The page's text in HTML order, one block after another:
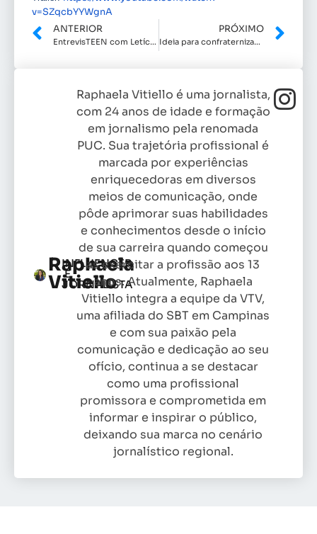
v=SZqcbYYWgnA
ANTERIOR
EntrevisTEEN com Letícia Borges
PRÓXIMO
Ideia para confraternização de fim de ano
Raphaela
Vitiello
INFLUENCER
E
JORNALISTA
Raphaela Vitiello é uma jornalista,
com 24 anos de idade e formação
em jornalismo pela renomada
PUC. Sua trajetória profissional é
marcada por experiências
enriquecedoras em diversos
meios de comunicação, onde
pôde aprimorar suas habilidades
e conhecimentos desde o início
de sua carreira quando começou
as exercitar a profissão aos 13
anos. Atualmente, Raphaela
Vitiello integra a equipe da VTV,
uma afiliada do SBT em Campinas
e com sua paixão pela
comunicação e dedicação ao seu
ofício, continua a se destacar
como uma profissional
promissora e comprometida em
informar e inspirar o público,
deixando sua marca no cenário
jornalístico regional.